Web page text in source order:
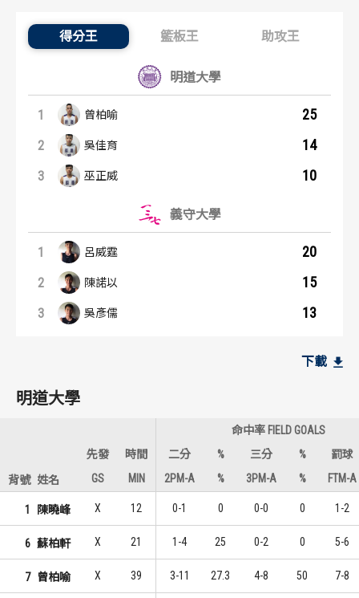
歷屆個人獎得主
歷史數據排行
歷屆個人獎得主
歷史數據排行
得分王 籃板王 助攻王
得分王：內容起點
明道大學
1 曾柏喻 25
2 吳佳育 14
3 巫正威 10
義守大學
1 呂威霆 20
2 陳諾以 15
3 吳彥儒 13
1
6
彭政偉 4
義守大學
1 徐鉦順 9
2 吳彥儒 7
2 7
1
4
蘇柏軒 1
義守大學
1 徐鉦順 4
1 吳彥儒 4
1 4
下載
明道大學
命中率 FIELD GOALS
先發
時間 二分 % 三分 %
罰球
背號 姓名 GS MIN 2PM-A % 3PM-A % FTM-A
1 陳曉峰 X 12 0-1 0 0-0 0 1-2
6 蘇柏軒 X 21 1-4 25 0-2 0 5-6
7 曾柏喻 X 39 3-11 27.3 4-8 50 7-8